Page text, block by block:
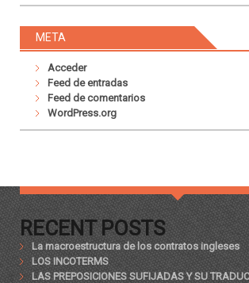
META
Acceder
Feed de entradas
Feed de comentarios
WordPress.org
RECENT POSTS
La macroestructura de los contratos ingleses
LOS INCOTERMS
LAS PREPOSICIONES SUFIJADAS Y SU